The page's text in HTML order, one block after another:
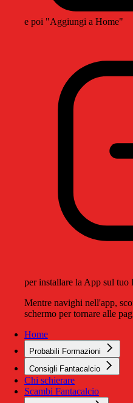
e poi "Aggiungi a Home"
per installare la App sul tuo
Mentre navighi nell'app,
schermo per tornare alle
Home
Probabili Formazioni
Consigli Fantacalcio
Chi schierare
Scambi Fantacalcio